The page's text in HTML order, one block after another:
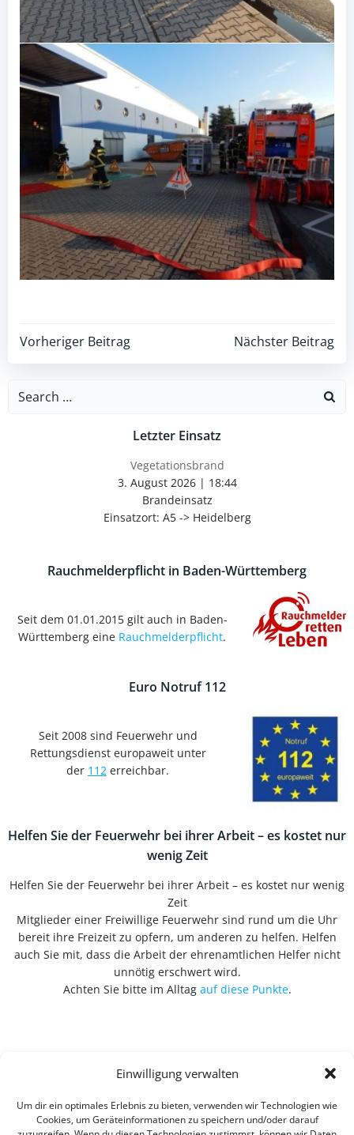
Einwilligung verwalten
Um dir ein optimales Erlebnis zu bieten, verwenden wir Technologien wie
Cookies, um Geräteinformationen zu speichern und/oder darauf
Post
navigation
Vorheriger Beitrag
Post
navigation
Nächster Beitrag
Search
Letzter Einsatz
Vegetationsbrand
3. August 2026| 18:44
Brandeinsatz
Einsatzort: A5 -> Heidelberg
Rauchmelderpflicht in Baden-Württemberg
Seit dem 01.01.2015 gilt auch in Baden-
Württemberg eine Rauchmelderpflicht.
Euro Notruf 112
Seit 2008 sind Feuerwehr und
Rettungsdienst europaweit unter
der 112 erreichbar.
Helfen Sie der Feuerwehr bei ihrer Arbeit – es kostet nur
wenig Zeit
Helfen Sie der Feuerwehr bei ihrer Arbeit – es kostet nur wenig
Zeit
Mitglieder einer Freiwillige Feuerwehr sind rund um die Uhr
bereit ihre Freizeit zu opfern, um anderen zu helfen. Helfen
auch Sie mit, dass die Arbeit der ehrenamtlichen Helfer nicht
unnötig erschwert wird.
Achten Sie bitte im Alltag auf diese Punkte.